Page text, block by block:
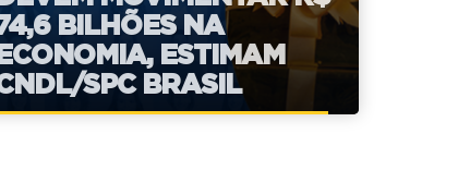
BILHÕES NA
ECONOMIA, ESTIMAM
SPC BRASIL